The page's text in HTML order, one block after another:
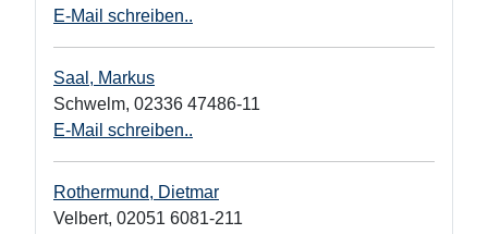
E-Mail schreiben..
Saal, Markus
Schwelm, 02336 47486-11
E-Mail schreiben..
Rothermund, Dietmar
Velbert, 02051 6081-211